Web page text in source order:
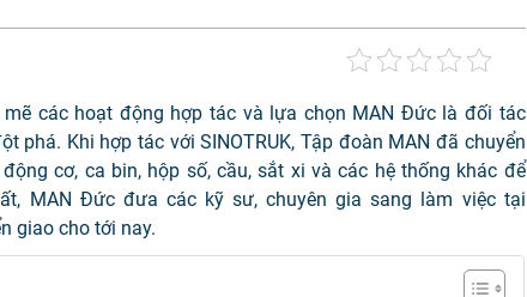
các hoạt động hợp tác và lựa chọn MAN Đức là đối tác
phá. Khi hợp tác với SINOTRUK, Tập đoàn MAN đã chuyển
cơ, ca bin, hộp số, cầu, sắt xi và các hệ thống khác để
MAN Đức đưa các kỹ sư, chuyên gia sang làm việc tại
giao cho tới nay.